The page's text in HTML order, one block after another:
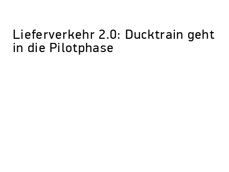
Lieferverkehr 2.0: Ducktrain geht
in die Pilotphase